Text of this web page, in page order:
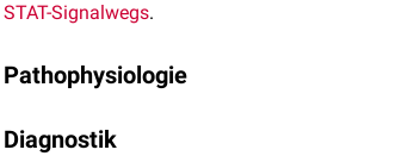
STAT-Signalwegs.
Pathophysiologie
einer dauerhaft gesteigerten
Diagnostik